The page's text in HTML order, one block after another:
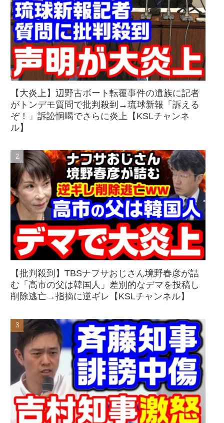
【大炎上】辺野古ボート転覆事件の遺族に記者
がトンデモ質問で批判殺到→琉球新報「訴える
ぞ！」訴訟恫喝でさらに炎上【KSLチャンネ
ル】
【批判殺到】TBSナフサおじさん境野春彦が詰
む「高市の父は韓国人」差別的なデマを投稿し
削除逃亡→指摘に逆ギレ【KSLチャンネル】